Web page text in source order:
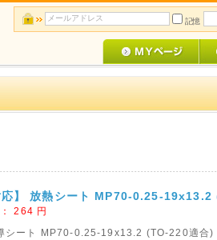
記憶
応】 放熱シート MP70-0.25-
：264 円
シート MP70-0.25-19x13.2 (TO-220適合)